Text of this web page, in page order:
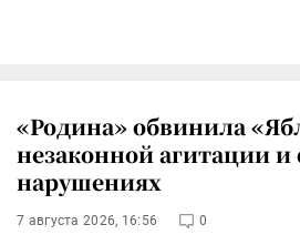
«Родина» обвинила
незаконной агитации
нарушениях
7 августа 2026, 16:56 0